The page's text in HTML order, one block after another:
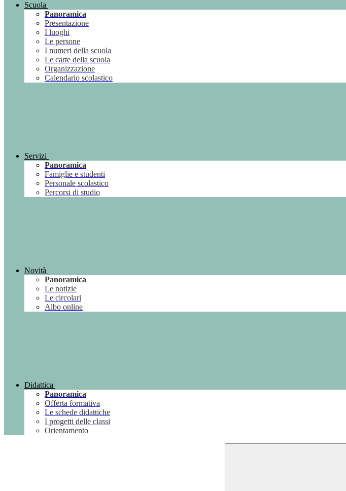
Scuola
Panoramica
Presentazione
I luoghi
Le persone
I numeri della scuola
Le carte della scuola
Organizzazione
Calendario scolastico
Servizi
Panoramica
Famiglie e studenti
Personale scolastico
Percorsi di studio
Novità
Panoramica
Le notizie
Le circolari
Albo online
Didattica
Panoramica
Offerta formativa
Le schede didattiche
I progetti delle classi
Orientamento